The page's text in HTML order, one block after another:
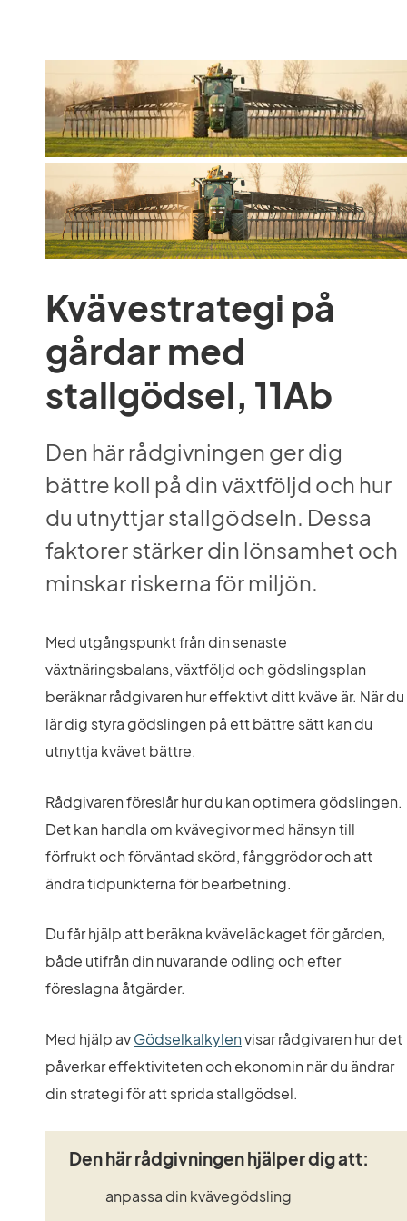
Kvävestrategi på
gårdar med
stallgödsel, 11Ab
Den här rådgivningen ger dig
bättre koll på din växtföljd och hur
du utnyttjar stallgödseln. Dessa
faktorer stärker din lönsamhet och
minskar riskerna för miljön.
Med utgångspunkt från din senaste
växtnäringsbalans, växtföljd och gödslingsplan
beräknar rådgivaren hur effektivt ditt kväve är. När du
lär dig styra gödslingen på ett bättre sätt kan du
utnyttja kvävet bättre.
Rådgivaren föreslår hur du kan optimera gödslingen.
Det kan handla om kvävegivor med hänsyn till
förfrukt och förväntad skörd, fånggrödor och att
ändra tidpunkterna för bearbetning.
Du får hjälp att beräkna kväveläckaget för gården,
både utifrån din nuvarande odling och efter
föreslagna åtgärder.
Med hjälp av Gödselkalkylen visar rådgivaren hur det
påverkar effektiviteten och ekonomin när du ändrar
din strategi för att sprida stallgödsel.
Den här rådgivningen hjälper dig att:
anpassa din kvävegödsling